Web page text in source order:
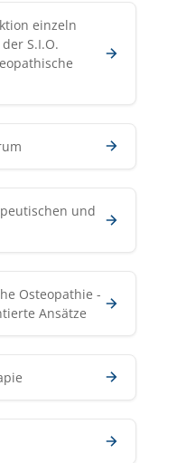
einzeln
S.I.O.
und
Osteopathie -
Ansätze